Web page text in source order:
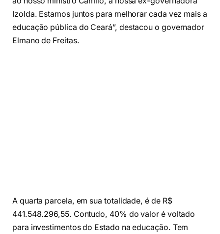
Izolda. Estamos juntos para melhorar cada vez mais a
educação pública do Ceará”, destacou o governador
Elmano de Freitas.
A quarta parcela, em sua totalidade, é de R$
441.548.296,55. Contudo, 40% do valor é voltado
para investimentos do Estado na educação. Tem